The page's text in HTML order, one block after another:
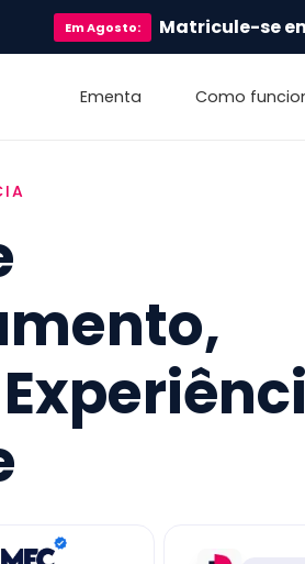
EmAgosto: Matricule-se
Ementa Como